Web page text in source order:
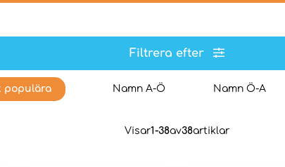
Filtrera efter
populära Namn A-Ö Namn Ö-A
Visar1-38av38artiklar